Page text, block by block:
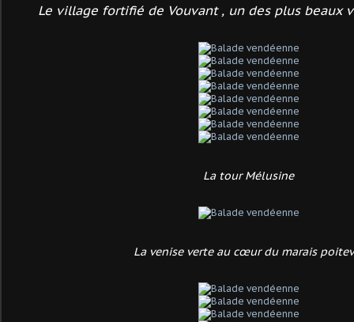
Le village fortifié de Vouvant , un des plus beaux
La tour Mélusine
La venise verte au cœur du marais